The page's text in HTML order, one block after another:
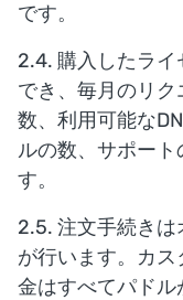
です。
2.4. 購入したラ
でき、毎月のリ
数、利用可能な
ルの数、サポー
す。
2.5. 注文手続き
が行います。カ
金はすべてパドル